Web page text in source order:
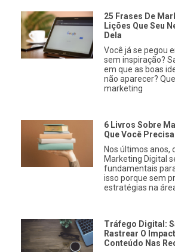
25 Frases De
Lições Que Seu
Dela
Você já se pegou
sem inspiração?
em que as boas
não aparecer?
marketing
6 Livros Sobre
Que Você
Nos últimos anos,
Marketing Digital
fundamentais
isso porque sem
estratégias na
Tráfego Digital:
Rastrear O
Conteúdo Nas